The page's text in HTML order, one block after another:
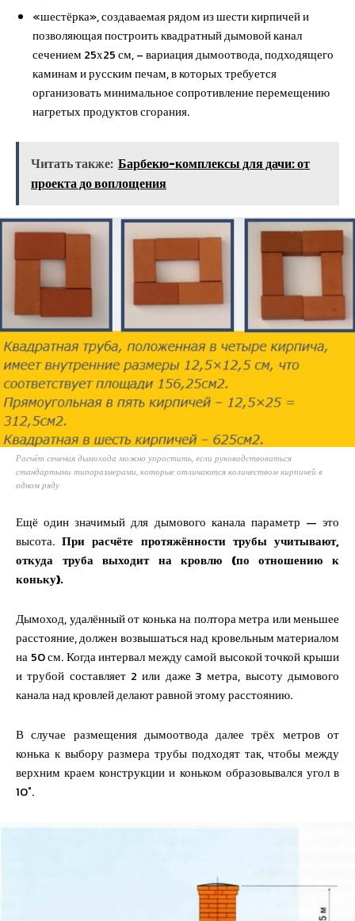
«шестёрка», создаваемая рядом из шести кирпичей и
позволяющая построить квадратный дымовой канал
сечением 25х25 см, – вариация дымоотвода, подходящего
каминам и русским печам, в которых требуется
организовать минимальное сопротивление перемещению
нагретых продуктов сгорания.
Читать также: Барбекю-комплексы для дачи: от
проекта до воплощения
Расчёт сечения дымохода можно упростить, если руководствоваться
стандартыми типоразмерами, которые отличаются количеством кирпичей в
одном ряду
Ещё один значимый для дымового канала параметр — это
высота.При расчёте протяжённости трубы учитывают,
откуда труба выходит на кровлю (по отношению к
коньку).
Дымоход, удалённый от конька на полтора метра или меньшее
расстояние, должен возвышаться над кровельным материалом
на 50 см. Когда интервал между самой высокой точкой крыши
и трубой составляет 2 или даже 3 метра, высоту дымового
канала над кровлей делают равной этому расстоянию.
В случае размещения дымоотвода далее трёх метров от
конька к выбору размера трубы подходят так, чтобы между
верхним краем конструкции и коньком образовывался угол в
10˚.